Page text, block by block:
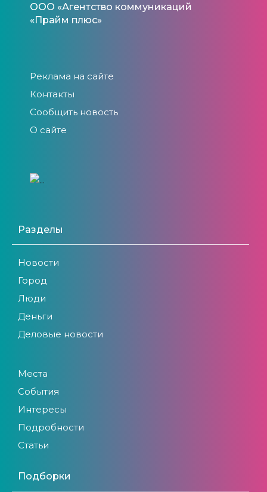
ООО «Агентство коммуникаций
«Прайм плюс»
Реклама на сайте
Контакты
Сообщить новость
О сайте
Разделы
Новости
Город
Люди
Деньги
Деловые новости
Места
События
Интересы
Подробности
Статьи
Подборки